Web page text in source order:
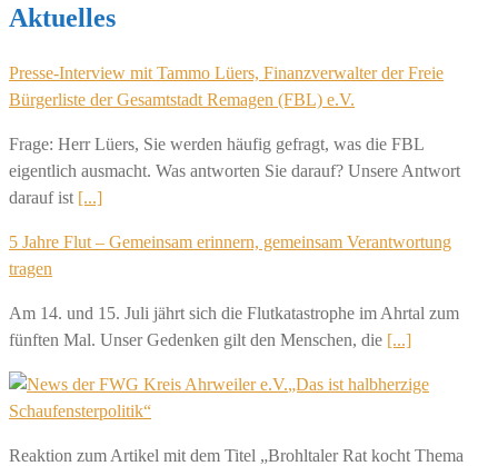
Aktuelles
Presse-Interview mit Tammo Lüers, Finanzverwalter der Freie
Bürgerliste der Gesamtstadt Remagen (FBL) e.V.
Frage: Herr Lüers, Sie werden häufig gefragt, was die FBL
eigentlich ausmacht. Was antworten Sie darauf? Unsere Antwort
darauf ist [...]
5 Jahre Flut – Gemeinsam erinnern, gemeinsam Verantwortung
tragen
Am 14. und 15. Juli jährt sich die Flutkatastrophe im Ahrtal zum
fünften Mal. Unser Gedenken gilt den Menschen, die [...]
„Das ist halbherzige
Schaufensterpolitik“
Reaktion zum Artikel mit dem Titel „Brohltaler Rat kocht Thema